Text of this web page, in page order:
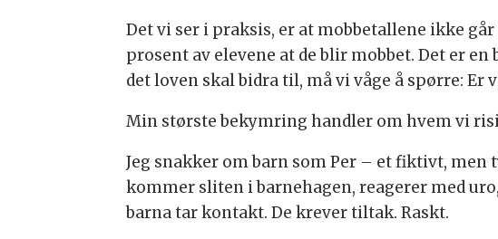
Det vi ser i praksis, er at mobbetallene ikke
prosent av elevene at de blir mobbet. Det er
det loven skal bidra til, må vi våge å spørre: Er
Min største bekymring handler om hvem vi
Jeg snakker om barn som Per – et fiktivt,
kommer sliten i barnehagen, reagerer med
barna tar kontakt. De krever tiltak. Raskt.